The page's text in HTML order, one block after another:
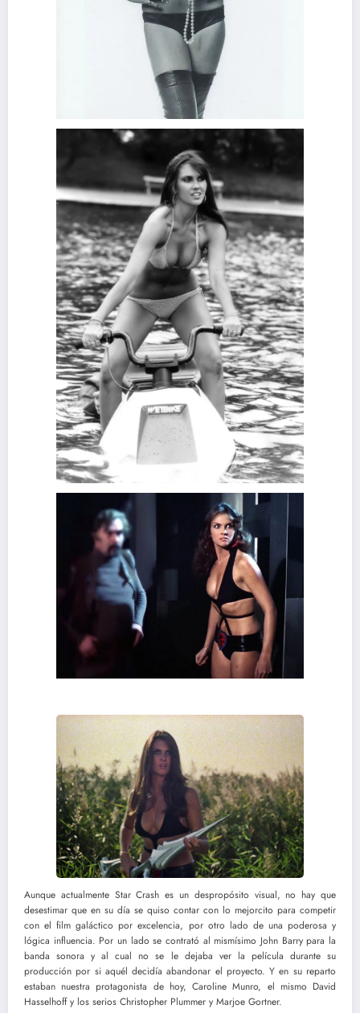
Aunque actualmente Star Crash es un despropósito visual, no hay que
desestimar que en su día se quiso contar con lo mejorcito para competir
con el film galáctico por excelencia, por otro lado de una poderosa y
lógica influencia. Por un lado se contrató al mismísimo John Barry para la
banda sonora y al cual no se le dejaba ver la película durante su
producción por si aquél decidía abandonar el proyecto. Y en su reparto
estaban nuestra protagonista de hoy, Caroline Munro, el mismo David
Hasselhoff y los serios Christopher Plummer y Marjoe Gortner.